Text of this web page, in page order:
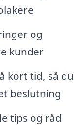
og
kunder
kort tid, så du
beslutning
tips og råd